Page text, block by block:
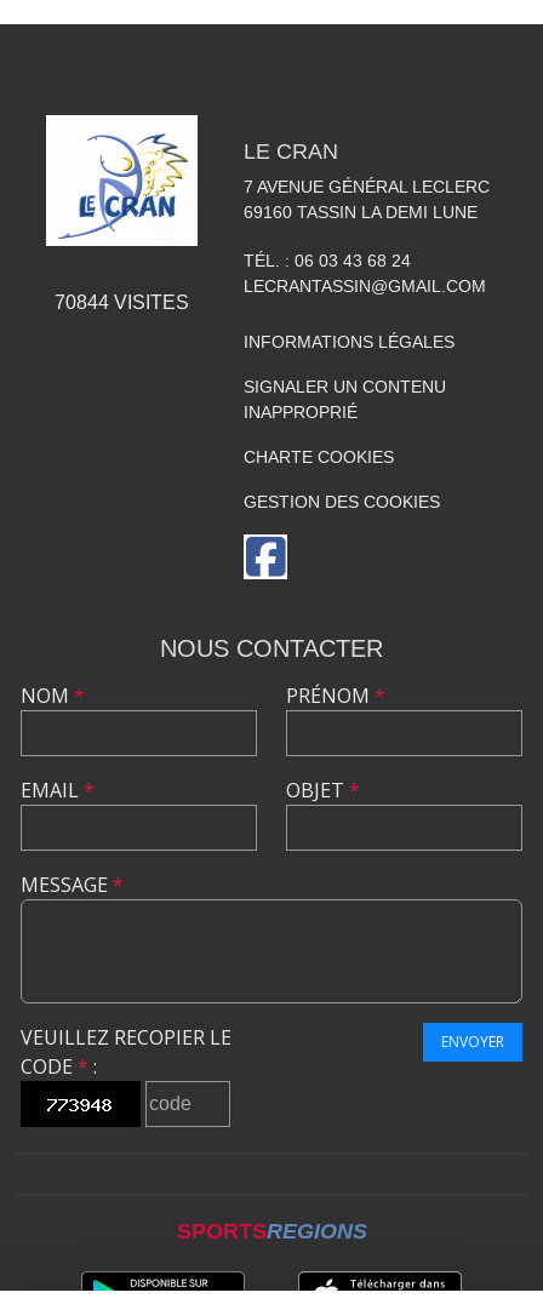
70844VISITES
LE CRAN
7 AVENUE GÉNÉRAL LECLERC
69160 TASSIN LA DEMI LUNE
TÉL. : 06 03 43 68 24
LECRANTASSIN@GMAIL.COM
INFORMATIONS LÉGALES
SIGNALER UN CONTENU
INAPPROPRIÉ
CHARTE COOKIES
GESTION DES COOKIES
NOUS CONTACTER
NOM *
EMAIL*
PRÉNOM *
OBJET *
MESSAGE *
VEUILLEZ RECOPIER LE
CODE * :
ENVOYER
SPORTSREGIONS